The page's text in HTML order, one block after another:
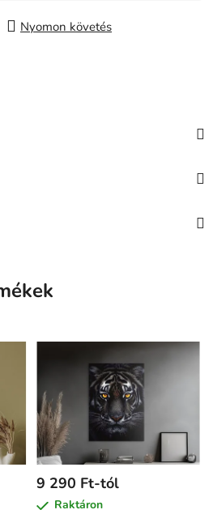
Nyomon követés
9 290 Ft-tól
Raktáron